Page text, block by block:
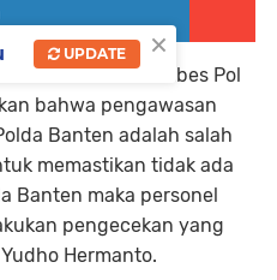
Banten Kombes Pol
bahwa pengawasan
Banten adalah salah
memastikan tidak ada
Banten maka personel
pengecekan yang
Hermanto.
×
UPDATE